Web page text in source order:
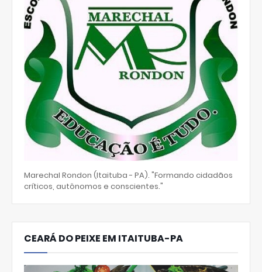
Marechal Rondon (Itaituba - PA). "Formando cidadãos
críticos, autônomos e conscientes."
CEARÁ DO PEIXE EM ITAITUBA-PA